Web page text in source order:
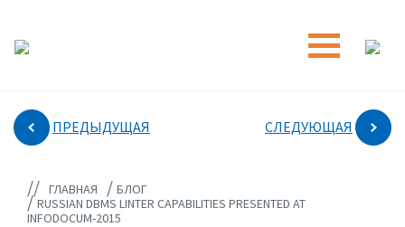
ПРЕДЫДУЩАЯ СЛЕДУЮЩАЯ
// ГЛАВНАЯ / БЛОГ
/RUSSIAN DBMS LINTER CAPABILITIES PRESENTED AT
INFODOCUM-2015